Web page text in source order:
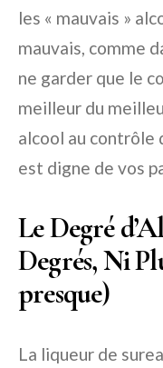
les « mauvais »
mauvais, comme
ne garder que le
meilleur du
alcool au contrôle
est digne de vos
Le Degré
Degrés, Ni
presque)
La liqueur de